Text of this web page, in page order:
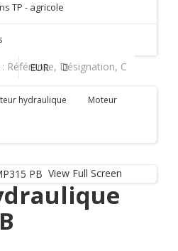
TP - agricole
EUR
hydraulique Moteur
View Full Screen